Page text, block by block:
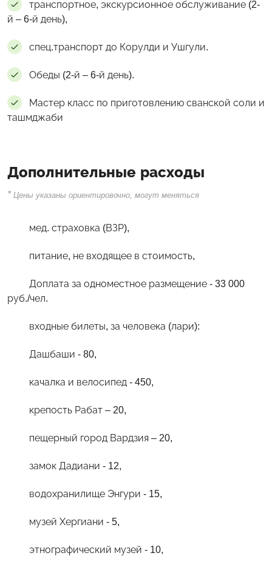
транспортное, экскурсионное обслуживание (2-
й – 6-й день),
спец.транспорт до Корулди и Ушгули.
Обеды (2-й – 6-й день).
Мастер класс по приготовлению сванской соли и
ташмджаби
Дополнительные расходы
* Цены указаны ориентировочно, могут меняться
мед. страховка (ВЗР),
питание, не входящее в стоимость,
Доплата за одноместное размещение - 33 000
руб./чел.
входные билеты, за человека (лари):
Дашбаши - 80,
качалка и велосипед - 450,
крепость Рабат – 20,
пещерный город Вардзия – 20,
замок Дадиани - 12,
водохранилище Энгури - 15,
музей Хергиани - 5,
этнографический музей - 10,